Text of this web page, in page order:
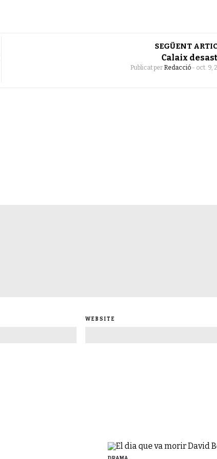
SEGÜENT
Calaix
Publicat per Redacció - oct. 9,
WEBSITE